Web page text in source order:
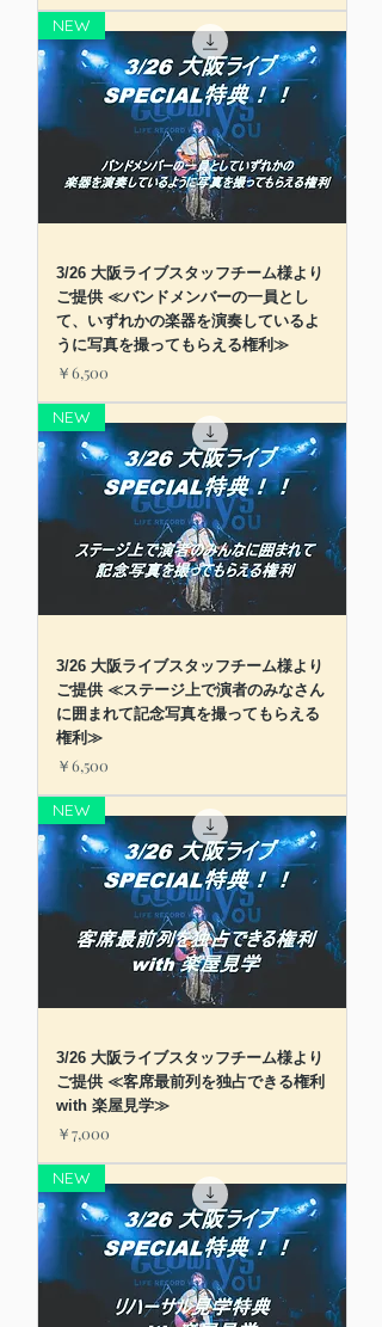
NEW
3/26 大阪ライブスタッフチーム様より
ご提供 ≪バンドメンバーの一員とし
て、いずれかの楽器を演奏しているよ
うに写真を撮ってもらえる権利≫
価格
￥6,500
NEW
3/26 大阪ライブスタッフチーム様より
ご提供 ≪ステージ上で演者のみなさん
に囲まれて記念写真を撮ってもらえる
権利≫
価格
￥6,500
NEW
3/26 大阪ライブスタッフチーム様より
ご提供 ≪客席最前列を独占できる権利
with 楽屋見学≫
価格
￥7,000
NEW